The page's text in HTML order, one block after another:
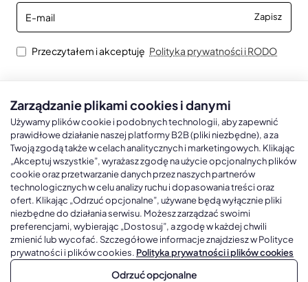
E-
mail
Zapisz
Przeczytałem i akceptuję Polityka prywatności i RODO
Kalendarze książkowe
Kalendarze książkowe A5
Kalendarze książkowe A4
Kalendarze książkowe B5
Kalendarze książkowe A6 i B6
Kalendarze książkowe z własną oprawą
Kalendarze Ścienne
Kalendarze trójdzielne
Kalendarze jednodzielne
Kalendarze czterodzielne
Kalendarze Wieloplanszowe
Kalendarze Wielopanszowe, Plakatowe
Zarządzanie plikami cookies i danymi
Używamy plików cookie i podobnych technologii, aby zapewnić
prawidłowe działanie naszej platformy B2B (pliki niezbędne), a za
Twoją zgodą także w celach analitycznych i marketingowych. Klikając
„Akceptuj wszystkie”, wyrażasz zgodę na użycie opcjonalnych plików
cookie oraz przetwarzanie danych przez naszych partnerów
technologicznych w celu analizy ruchu i dopasowania treści oraz
ofert. Klikając „Odrzuć opcjonalne”, używane będą wyłącznie pliki
niezbędne do działania serwisu. Możesz zarządzać swoimi
preferencjami, wybierając „Dostosuj”, a zgodę w każdej chwili
zmienić lub wycofać. Szczegółowe informacje znajdziesz w Polityce
prywatności i plików cookies. Polityka prywatności i plików cookies
Odrzuć opcjonalne